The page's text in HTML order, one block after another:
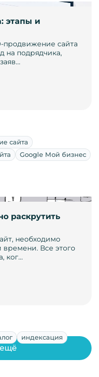
этапы и
продвижение сайта
на подрядчика,
сайта
Google Мой бизнес
раскрутить
необходимо
Все этого
ког…
индексация
ещё